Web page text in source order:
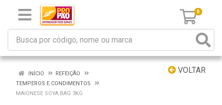
0
VOLTAR
INÍCIO
REFEIÇÃO
TEMPEROS E CONDIMENTOS
MAIONESE SOYA BAG 3KG